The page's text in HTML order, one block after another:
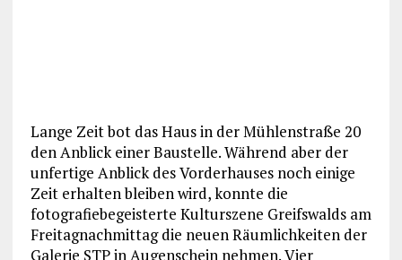
Lange Zeit bot das Haus in der Mühlenstraße 20
den Anblick einer Baustelle. Während aber der
unfertige Anblick des Vorderhauses noch einige
Zeit erhalten bleiben wird, konnte die
fotografiebegeisterte Kulturszene Greifswalds am
Freitagnachmittag die neuen Räumlichkeiten der
Galerie STP in Augenschein nehmen. Vier